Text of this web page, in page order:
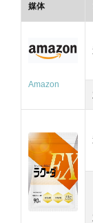
媒体
Amazon